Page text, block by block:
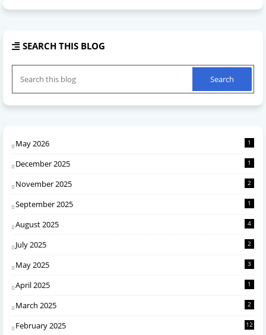
SEARCH THIS BLOG
May 2026 1
December 2025 1
November 2025 2
September 2025 1
August 2025 4
July 2025 2
May 2025 3
April 2025 1
March 2025 2
February 2025 12